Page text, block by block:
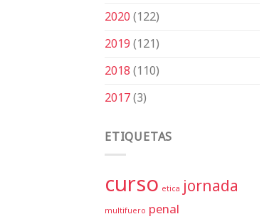
2020(122)
2019(121)
2018(110)
2017(3)
ETIQUETAS
curso etica jornada
multifuero penal